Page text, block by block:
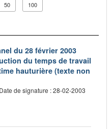
50 100
du 28 février 2003
du temps de travail
hauturière (texte non
Date de signature : 28-02-2003